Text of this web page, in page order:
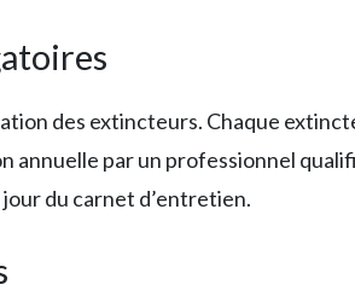
des extincteurs. Chaque
annuelle par un professionnel
du carnet d’entretien.